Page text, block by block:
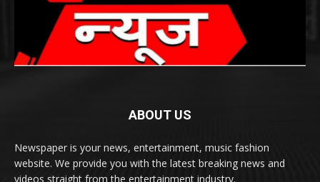
ABOUT US
Newspaper is your news, entertainment, music fashion
website. We provide you with the latest breaking news and
videos straight from the entertainment industry.